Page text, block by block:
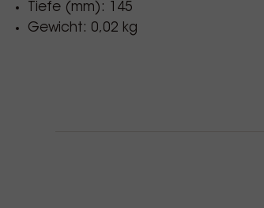
Tiefe (mm): 145
Gewicht: 0,02 kg